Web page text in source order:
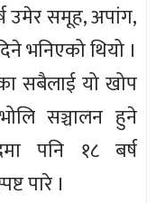
उमेर समूह, अपांग,
भनिएको थियो ।
सबैलाई यो खोप
सञ्चालन हुने
पनि १८ बर्ष
पारे ।